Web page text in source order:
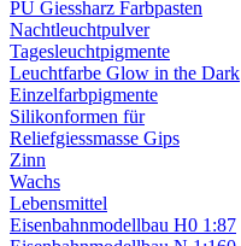
PU Giessharz Farbpasten
Nachtleuchtpulver
Tagesleuchtpigmente
Leuchtfarbe Glow in the Dark
Einzelfarbpigmente
Silikonformen für
Reliefgiessmasse Gips
Zinn
Wachs
Lebensmittel
Eisenbahnmodellbau H0 1:87